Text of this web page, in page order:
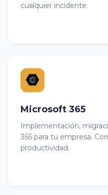
cualquier incidente.
Microsoft 365
Implementación,
365 para tu empresa.
productividad.